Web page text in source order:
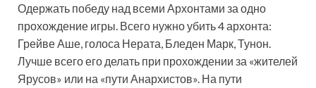
Одержать победу над всеми Архонтами за одно
прохождение игры. Всего нужно убить 4 архонта:
Грейве Аше, голоса Нерата, Бледен Марк, Тунон.
Лучше всего его делать при прохождении за «жителей
Ярусов» или на «пути Анархистов». На пути